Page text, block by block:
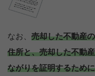
なお、 売却した不動産
住所と、売却した不動
ながりを証明するため